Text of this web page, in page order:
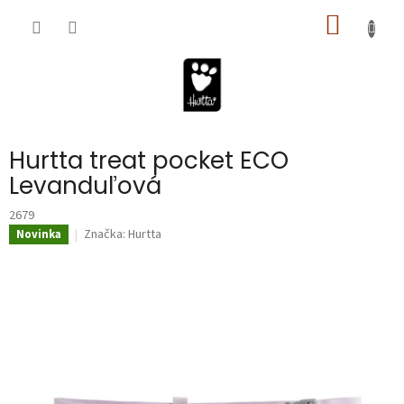
KOŠÍK
Hurtta treat pocket ECO
Levanduľová
2679
Novinka Značka: Hurtta